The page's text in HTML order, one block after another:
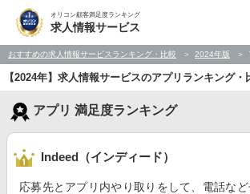
オリコン顧客満足度ランキング
求人情報サービス
おすすめの求人情報サービスランキング・比較 2024年版
【2024年】求人情報サービスのアプリランキング・
アプリ 満足度ランキング
Indeed（インディード）
応募先とアプリ内やり取りをして、電話な